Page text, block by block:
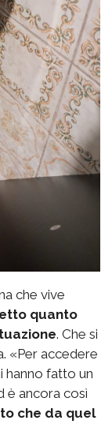
che vive
quanto
. Che si
«Per accedere
hanno fatto un
è ancora così
che da quel